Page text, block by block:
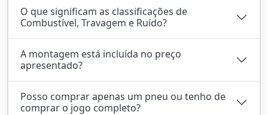
O que significam as classificações de
Combustível, Travagem e Ruído?
A montagem está incluída no preço
apresentado?
Posso comprar apenas um pneu ou tenho de
comprar o jogo completo?